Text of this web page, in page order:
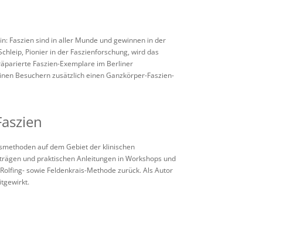
Faszien sind in aller Munde und gewinnen in der
Pionier in der Faszienforschung, wird das
Faszien-Exemplare im Berliner
Besuchern zusätzlich einen Ganzkörper-Faszien-
auf dem Gebiet der klinischen
und praktischen Anleitungen in Workshops und
sowie Feldenkrais-Methode zurück. Als Autor